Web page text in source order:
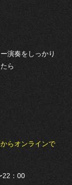
演奏をしっかり
ら
らオンラインで
22：00